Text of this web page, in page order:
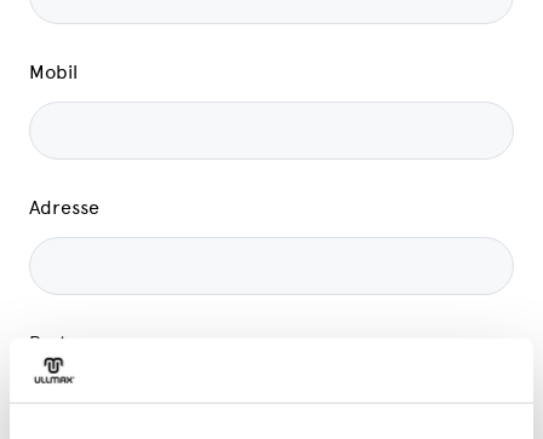
Mobil
Adresse
Postnummer